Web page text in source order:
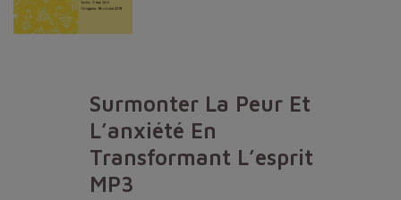
Surmonter La Peur Et
L’anxiété En
Transformant L’esprit
MP3